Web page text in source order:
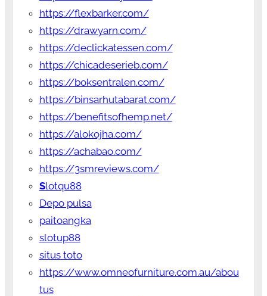
https://flexbarker.com/
https://drawyarn.com/
https://declickatessen.com/
https://chicadeserieb.com/
https://boksentralen.com/
https://binsarhutabarat.com/
https://benefitsofhemp.net/
https://alokojha.com/
https://achabao.com/
https://3smreviews.com/
Slotqu88
Depo pulsa
paitoangka
slotup88
situs toto
https://www.omneofurniture.com.au/abou
tus